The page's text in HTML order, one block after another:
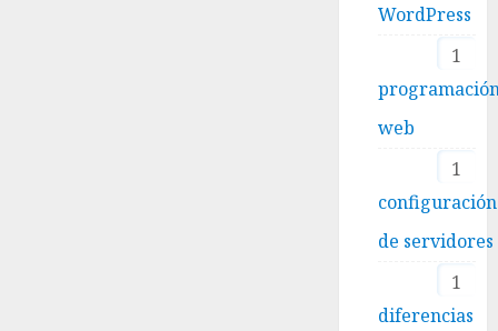
WordPress
1
web
1
configuración
de servidores
1
diferencias